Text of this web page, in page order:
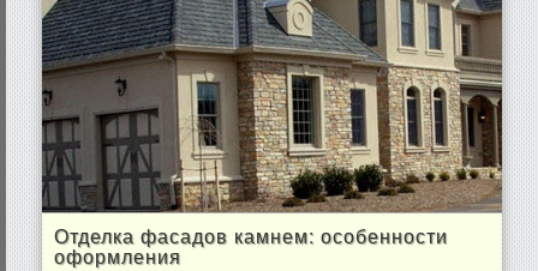
Отделка фасадов камнем: особенности
оформления